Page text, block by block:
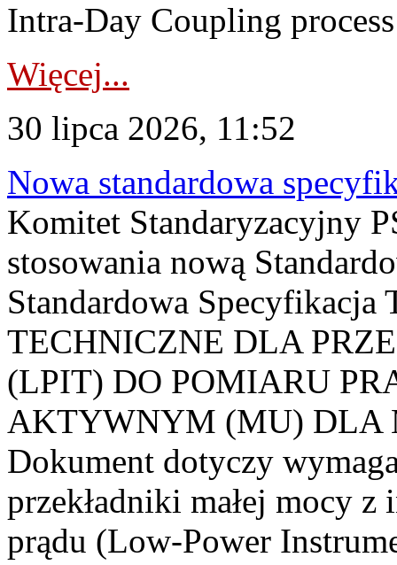
Intra-Day Coupling
Więcej...
30 lipca 2026, 11:52
Nowa standardowa
Komitet Standaryzacyjny
stosowania nową
Standardowa
TECHNICZNE DLA
(LPIT) DO POMIARU
AKTYWNYM (MU) DLA
Dokument dotyczy
przekładniki małej mocy
prądu (Low-Power